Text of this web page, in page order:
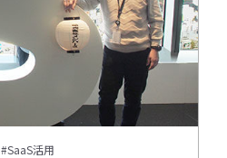
#SaaS活用